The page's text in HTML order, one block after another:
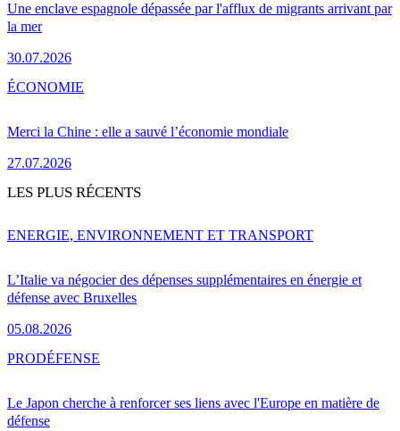
Une enclave espagnole dépassée par l'afflux de migrants arrivant par
la mer
30.07.2026
Merci la Chine : elle a sauvé l’économie mondiale
27.07.2026
ÉCONOMIE
LES PLUS RÉCENTS
L’Italie va négocier des dépenses supplémentaires en énergie et
défense avec Bruxelles
05.08.2026
ENERGIE, ENVIRONNEMENT ET TRANSPORT
Le Japon cherche à renforcer ses liens avec l'Europe en matière de
défense
PRODÉFENSE